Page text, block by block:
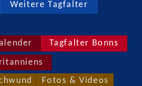
Weitere Tagfalter
Tagfalter Bonns
Fotos & Videos